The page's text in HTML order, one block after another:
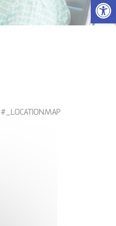
#_LOCATIONMAP